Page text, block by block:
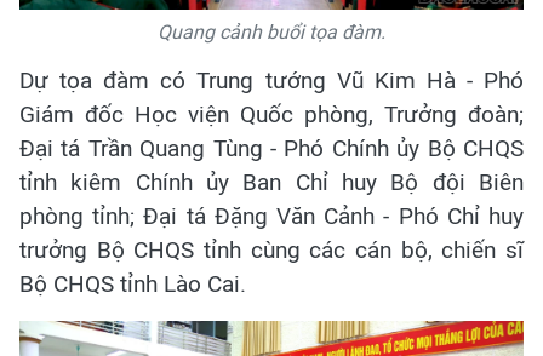
Quang cảnh buổi tọa đàm.
Dự tọa đàm có Trung tướng Vũ Kim Hà - Phó
Giám đốc Học viện Quốc phòng, Trưởng đoàn;
Đại tá Trần Quang Tùng - Phó Chính ủy Bộ CHQS
tỉnh kiêm Chính ủy Ban Chỉ huy Bộ đội Biên
phòng tỉnh; Đại tá Đặng Văn Cảnh - Phó Chỉ huy
trưởng Bộ CHQS tỉnh cùng các cán bộ, chiến sĩ
Bộ CHQS tỉnh Lào Cai.